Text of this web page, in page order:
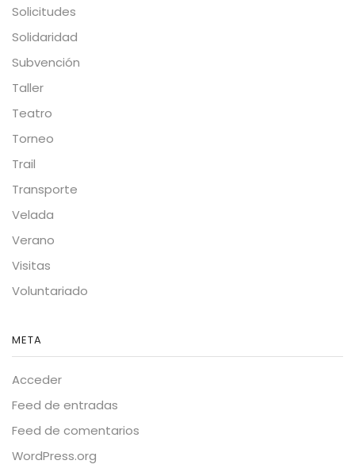
Solicitudes
Solidaridad
Subvención
Taller
Teatro
Torneo
Trail
Transporte
Velada
Verano
Visitas
Voluntariado
META
Acceder
Feed de entradas
Feed de comentarios
WordPress.org